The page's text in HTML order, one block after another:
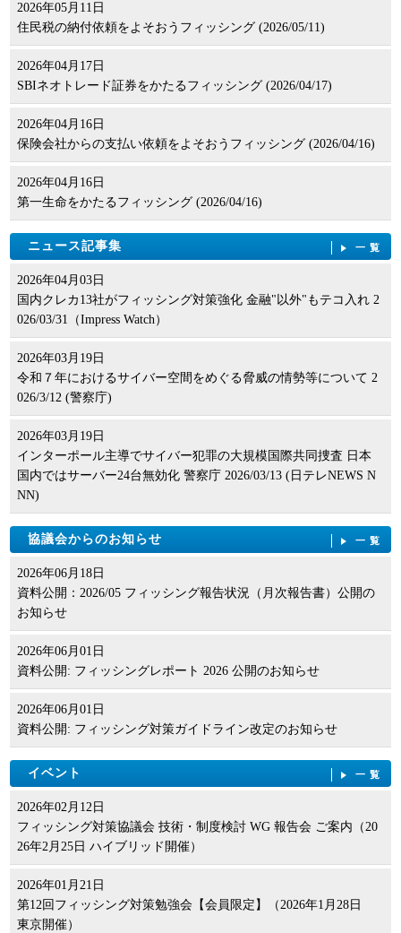
2026年05月11日
住民税の納付依頼をよそおうフィッシング (2026/05/11)
2026年04月17日
SBIネオトレード証券をかたるフィッシング (2026/04/17)
2026年04月16日
保険会社からの支払い依頼をよそおうフィッシング (2026/04/16)
2026年04月16日
第一生命をかたるフィッシング (2026/04/16)
ニュース記事集 一覧
2026年04月03日
国内クレカ13社がフィッシング対策強化 金融"以外"もテコ入れ 2
026/03/31（Impress Watch）
2026年03月19日
令和７年におけるサイバー空間をめぐる脅威の情勢等について 2
026/3/12 (警察庁)
2026年03月19日
インターポール主導でサイバー犯罪の大規模国際共同捜査 日本
国内ではサーバー24台無効化 警察庁 2026/03/13 (日テレNEWS N
NN)
協議会からのお知らせ 一覧
2026年06月18日
資料公開：2026/05 フィッシング報告状況（月次報告書）公開の
お知らせ
2026年06月01日
資料公開: フィッシングレポート 2026 公開のお知らせ
2026年06月01日
資料公開: フィッシング対策ガイドライン改定のお知らせ
イベント 一覧
2026年02月12日
フィッシング対策協議会 技術・制度検討 WG 報告会 ご案内（20
26年2月25日 ハイブリッド開催）
2026年01月21日
第12回フィッシング対策勉強会【会員限定】（2026年1月28日
東京開催）